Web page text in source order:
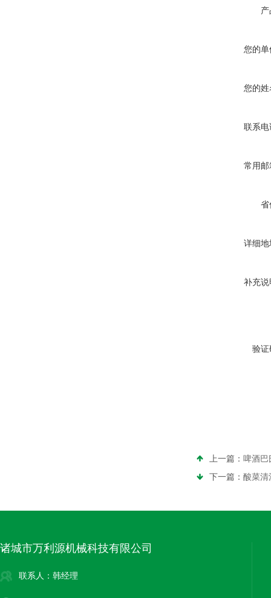
您的单
您的姓
联系电
常用邮
省
详细地
补充说
验证
上一篇： 啤酒巴
下一篇： 酸菜清
诸城市万利源机械科技有限公司
联系人：韩经理